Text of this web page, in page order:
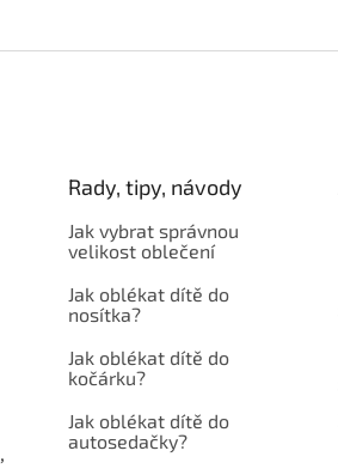
Rady, tipy, návody
Jak vybrat správnou
velikost oblečení
Jak oblékat dítě do
nosítka?
Jak oblékat dítě do
kočárku?
Jak oblékat dítě do
autosedačky?